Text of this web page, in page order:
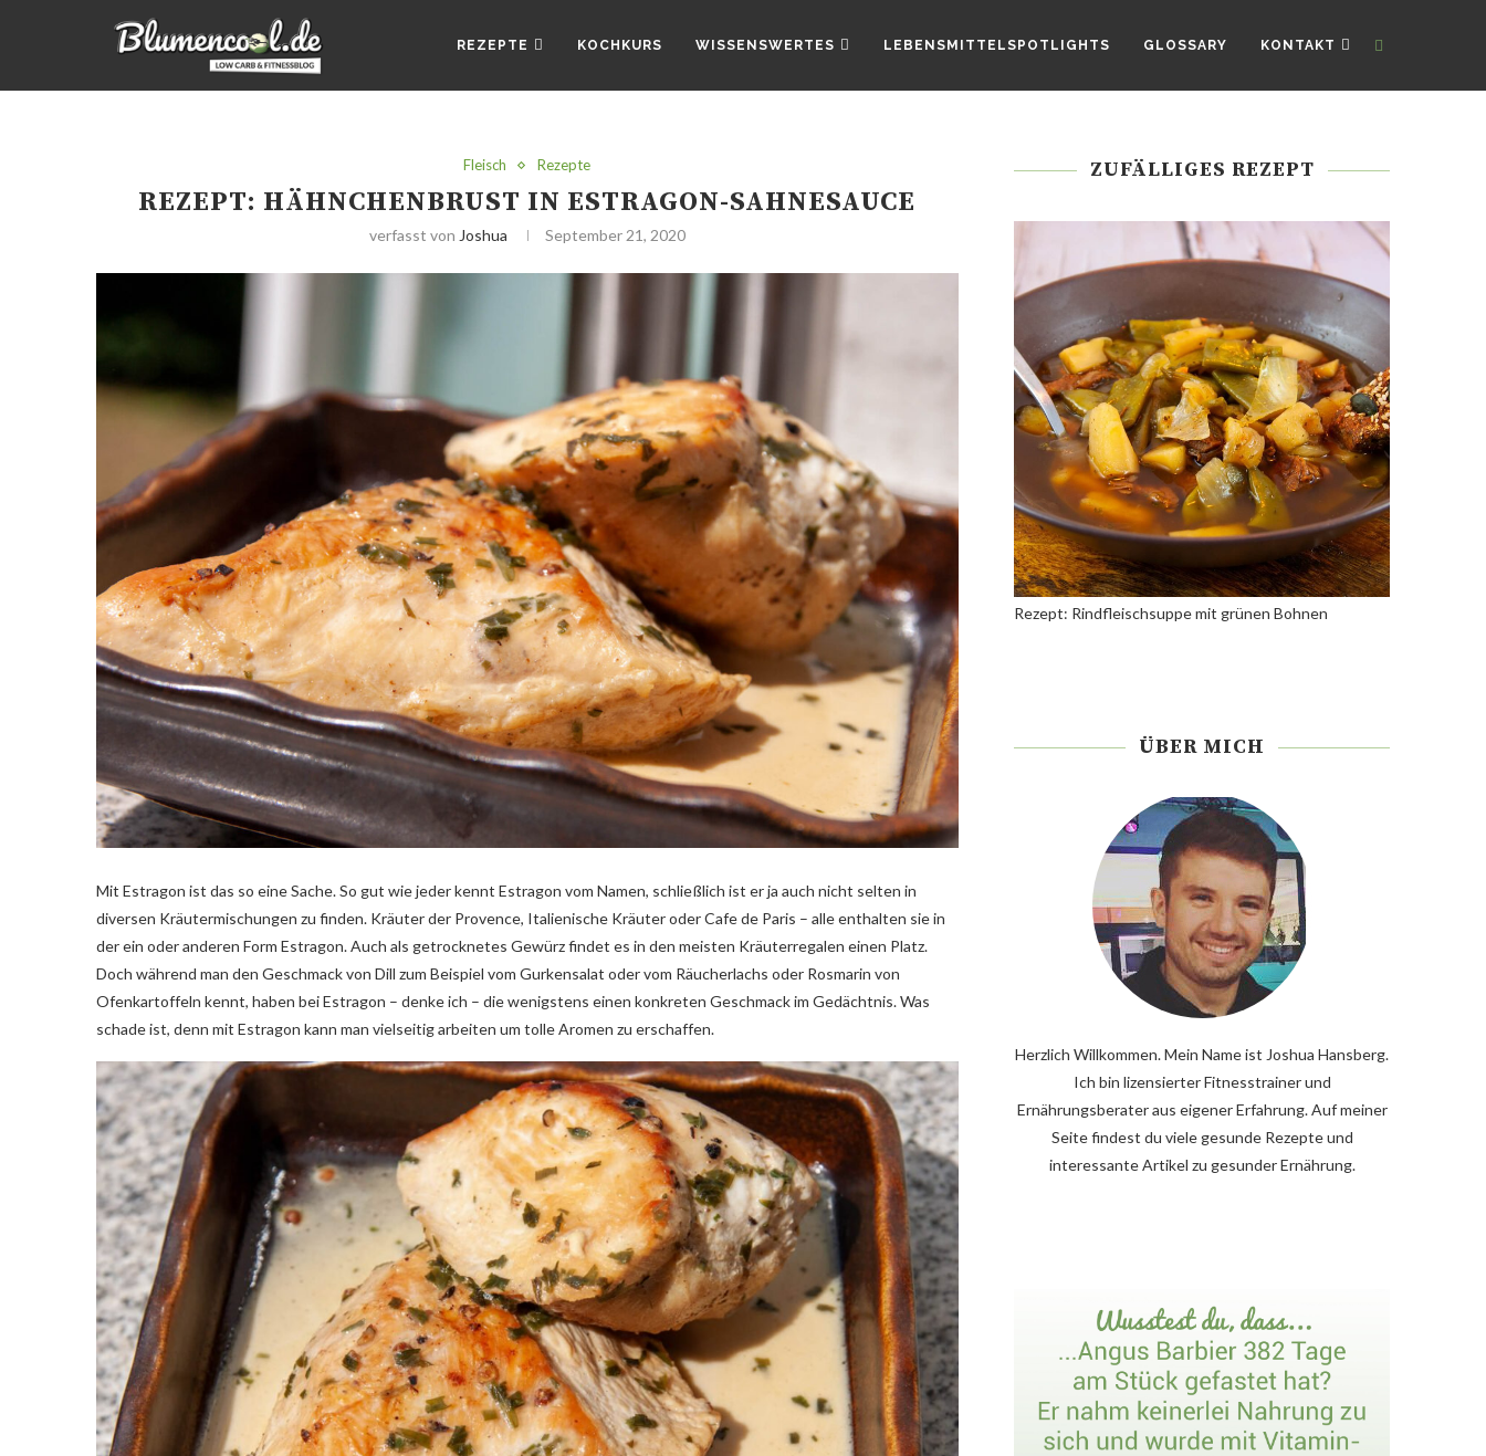
REZEPTE KOCHKURS WISSENSWERTES LEBENSMITTELSPOTLIGHTS GLOSSARY KONTAKT
Fleisch Rezepte
REZEPT: HÄHNCHENBRUST IN ESTRAGON-SAHNESAUCE
verfasst von Joshua September 21, 2020
Mit Estragon ist das so eine Sache. So gut wie jeder kennt Estragon vom Namen, schließlich ist er ja auch nicht selten in
diversen Kräutermischungen zu finden. Kräuter der Provence, Italienische Kräuter oder Cafe de Paris – alle enthalten sie in
der ein oder anderen Form Estragon. Auch als getrocknetes Gewürz findet es in den meisten Kräuterregalen einen Platz.
Doch während man den Geschmack von Dill zum Beispiel vom Gurkensalat oder vom Räucherlachs oder Rosmarin von
Ofenkartoffeln kennt, haben bei Estragon – denke ich – die wenigstens einen konkreten Geschmack im Gedächtnis. Was
schade ist, denn mit Estragon kann man vielseitig arbeiten um tolle Aromen zu erschaffen.
ZUFÄLLIGES REZEPT
Rezept: Rindfleischsuppe mit grünen Bohnen
ÜBER MICH
Herzlich Willkommen. Mein Name ist Joshua Hansberg.
Ich bin lizensierter Fitnesstrainer und
Ernährungsberater aus eigener Erfahrung. Auf meiner
Seite findest du viele gesunde Rezepte und
interessante Artikel zu gesunder Ernährung.